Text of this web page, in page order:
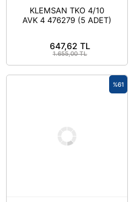
KLEMSAN TKO 4/10
AVK 4 476279 (5 ADET)
647,62 TL
1.655,00 TL
%61